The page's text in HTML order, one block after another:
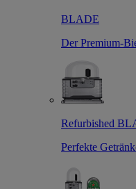
BLADE
Der Premium-
Refurbished
Perfekte